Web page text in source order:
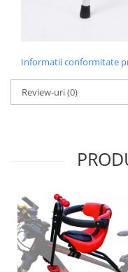
Informatii conformitate
Review-uri(0)